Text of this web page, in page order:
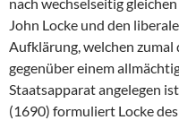
John Locke und den
Aufklärung, welchen zumal
gegenüber einem
Staatsapparat angelegen
(1690) formuliert Locke